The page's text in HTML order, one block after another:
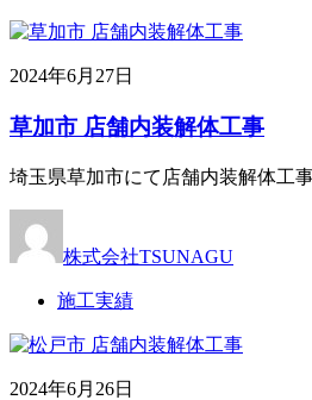
2024年6月27日
草加市 店舗内装解体工事
埼玉県草加市にて店舗内装解体工
株式会社TSUNAGU
施工実績
2024年6月26日